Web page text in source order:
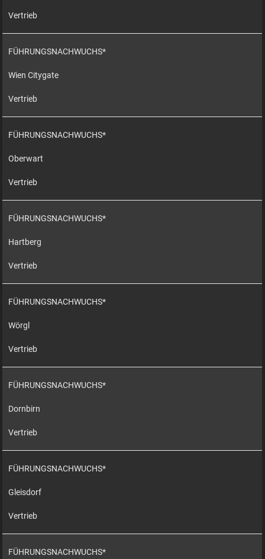
Vertrieb
FÜHRUNGSNACHWUCHS*
Wien Citygate
Vertrieb
FÜHRUNGSNACHWUCHS*
Oberwart
Vertrieb
FÜHRUNGSNACHWUCHS*
Hartberg
Vertrieb
FÜHRUNGSNACHWUCHS*
Wörgl
Vertrieb
FÜHRUNGSNACHWUCHS*
Dornbirn
Vertrieb
FÜHRUNGSNACHWUCHS*
Gleisdorf
Vertrieb
FÜHRUNGSNACHWUCHS*